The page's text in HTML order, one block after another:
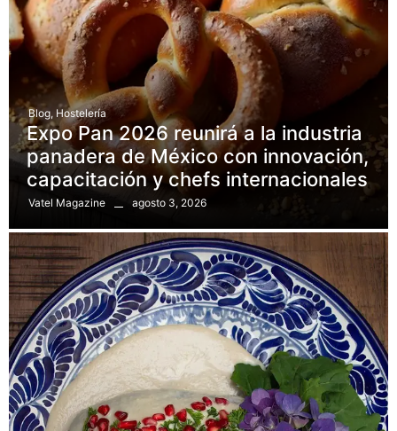
Blog, Hostelería
Expo Pan 2026 reunirá a la industria
panadera de México con innovación,
capacitación y chefs internacionales
Vatel Magazine agosto 3, 2026